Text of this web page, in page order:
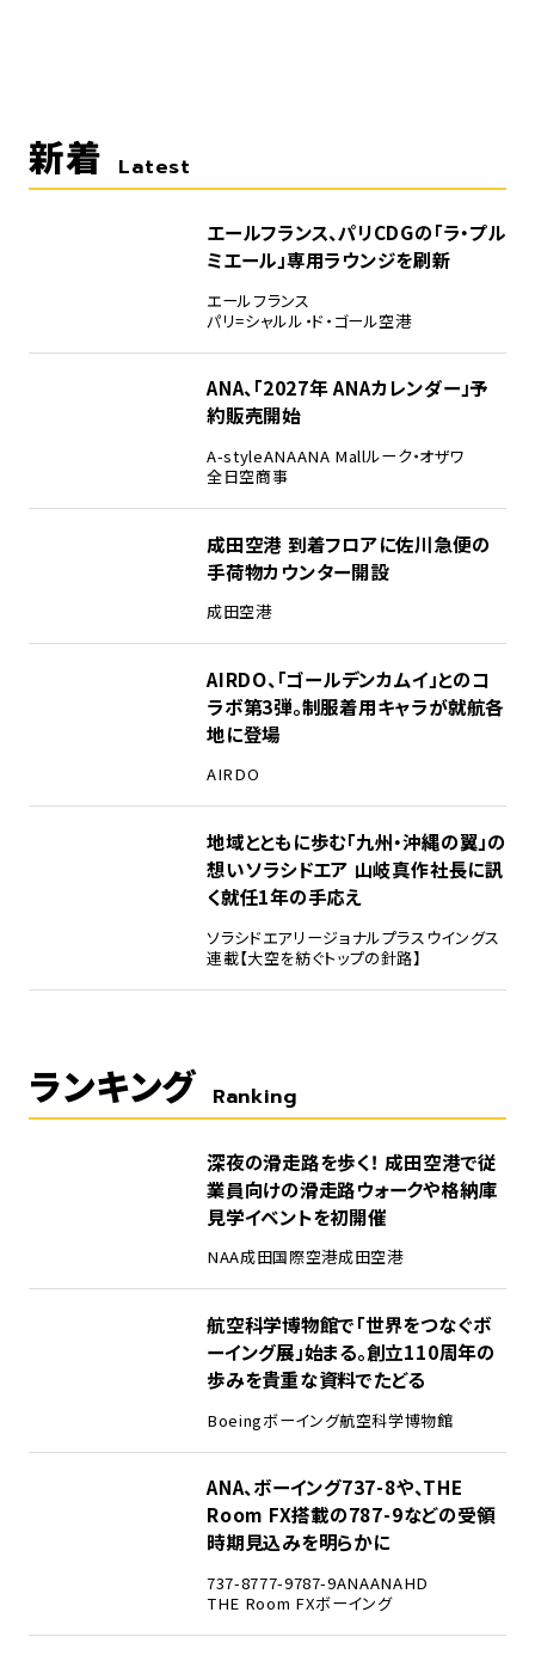
新着 Latest
エールフランス、パリCDGの「ラ・プル
ミエール」専用ラウンジを刷新
エールフランス
パリ=シャルル・ド・ゴール空港
ANA、「2027年 ANAカレンダー」予
約販売開始
A-styleANAANA Mallルーク・オザワ
全日空商事
成田空港 到着フロアに佐川急便の
手荷物カウンター開設
成田空港
AIRDO、「ゴールデンカムイ」とのコ
ラボ第3弾。制服着用キャラが就航各
地に登場
AIRDO
地域とともに歩む「九州・沖縄の翼」の
想い――ソラシドエア 山岐真作社長に訊
く就任1年の手応え
ソラシドエアリージョナルプラスウイングス
連載【大空を紡ぐトップの針路】
ランキング Ranking
深夜の滑走路を歩く！ 成田空港で従
業員向けの滑走路ウォークや格納庫
見学イベントを初開催
NAA成田国際空港成田空港
航空科学博物館で「世界をつなぐボ
ーイング展」始まる。創立110周年の
歩みを貴重な資料でたどる
Boeingボーイング航空科学博物館
ANA、ボーイング737-8や、THE
Room FX搭載の787-9などの受領
時期見込みを明らかに
737-8777-9787-9ANAANAHD
THE Room FXボーイング